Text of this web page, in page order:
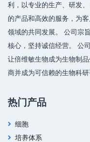
利，以专业的生产、研发
的产品和高效的服务，为
领域的共同发展。 公司宗
核心，坚持诚信经营。 公
让倍维敏生物成为生物制
商并成为可信赖的生物科研
热门产品
细胞
培养体系